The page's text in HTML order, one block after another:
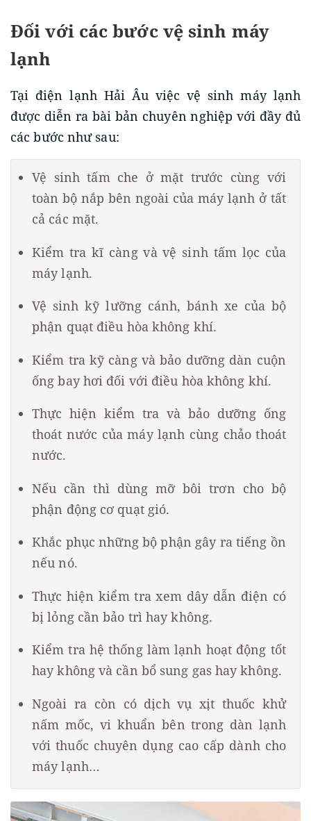
Đối với các bước vệ sinh máy
lạnh
Tại điện lạnh Hải Âu việc vệ sinh máy lạnh
được diễn ra bài bản chuyên nghiệp với đầy đủ
các bước như sau:
Vệ sinh tấm che ở mặt trước cùng với
toàn bộ nắp bên ngoài của máy lạnh ở tất
cả các mặt.
Kiểm tra kĩ càng và vệ sinh tấm lọc của
máy lạnh.
Vệ sinh kỹ lưỡng cánh, bánh xe của bộ
phận quạt điều hòa không khí.
Kiểm tra kỹ càng và bảo dưỡng dàn cuộn
ống bay hơi đối với điều hòa không khí.
Thực hiện kiểm tra và bảo dưỡng ống
thoát nước của máy lạnh cùng chảo thoát
nước.
Nếu cần thì dùng mỡ bôi trơn cho bộ
phận động cơ quạt gió.
Khắc phục những bộ phận gây ra tiếng ồn
nếu nó.
Thực hiện kiểm tra xem dây dẫn điện có
bị lỏng cần bảo trì hay không.
Kiểm tra hệ thống làm lạnh hoạt động tốt
hay không và cần bổ sung gas hay không.
Ngoài ra còn có dịch vụ xịt thuốc khử
nấm mốc, vi khuẩn bên trong dàn lạnh
với thuốc chuyên dụng cao cấp dành cho
máy lạnh…